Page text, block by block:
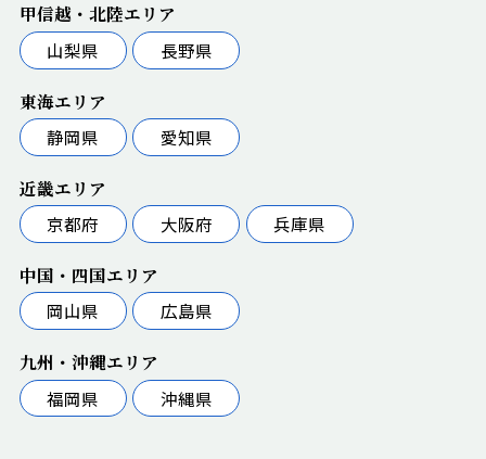
甲信越・北陸エリア
山梨県
長野県
東海エリア
静岡県
愛知県
近畿エリア
京都府
大阪府 兵庫県
中国・四国エリア
岡山県
広島県
九州・沖縄エリア
福岡県
沖縄県